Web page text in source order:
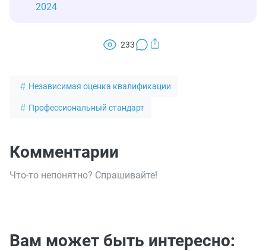
2024
233
Независимая оценка квалификации
Профессиональный стандарт
Комментарии
Что-то непонятно? Спрашивайте!
Вам может быть интересно: